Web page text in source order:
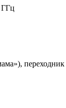
ГГц